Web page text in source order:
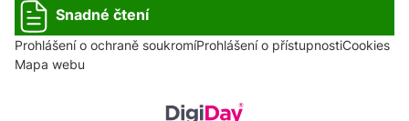
Snadné čtení
Prohlášení o ochraně soukromíProhlášení o přístupnostiCookies
Mapa webu